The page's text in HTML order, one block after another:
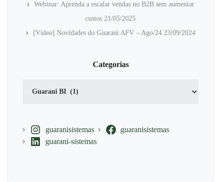
Webinar: Aprenda a escalar vendas no B2B sem aumentar
custos 21/05/2025
[Vídeo] Novidades do Guarani AFV – Ago/24 23/09/2024
Categorias
guaranisistemas
guaranisistemas
guarani-sistemas